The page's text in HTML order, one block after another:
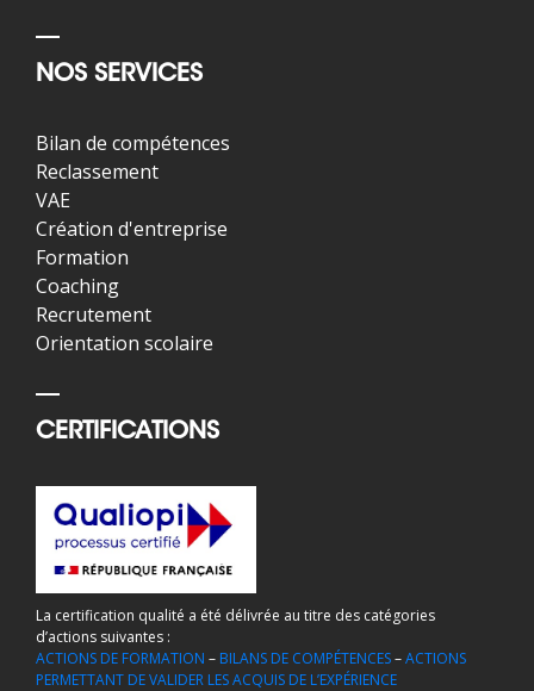
NOS SERVICES
Bilan de compétences
Reclassement
VAE
Création d'entreprise
Formation
Coaching
Recrutement
Orientation scolaire
CERTIFICATIONS
La certification qualité a été délivrée au titre des catégories
d’actions suivantes :
ACTIONS DE FORMATION – BILANS DE COMPÉTENCES–ACTIONS
PERMETTANT DE VALIDER LES ACQUIS DE L’EXPÉRIENCE